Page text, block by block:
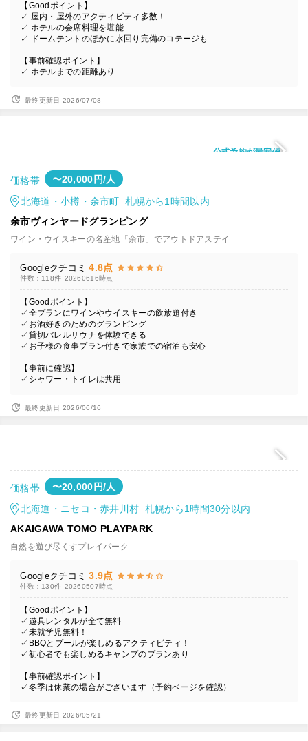
【Goodポイント】
✓ 屋内・屋外のアクティビティ多数！
✓ ホテルの会席料理を堪能
✓ ドームテントのほかに水回り完備のコテージも
【事前確認ポイント】
✓ ホテルまでの距離あり
最終更新日 2026/07/08
公式予約が最安値
価格帯 〜20,000円/人
北海道・小樽・余市町 札幌から1時間以内
余市ヴィンヤードグランピング
ワイン・ウイスキーの名産地「余市」でアウトドアステイ
Googleクチコミ 4.8点
件数：118件 20260616時点
【Goodポイント】
✓全プランにワインやウイスキーの飲放題付き
✓お酒好きのためのグランピング
✓貸切バレルサウナを体験できる
✓お子様の食事プラン付きで家族での宿泊も安心
【事前に確認】
✓シャワー・トイレは共用
最終更新日 2026/06/16
価格帯 〜20,000円/人
北海道・ニセコ・赤井川村 札幌から1時間30分以内
AKAIGAWA TOMO PLAYPARK
自然を遊び尽くすプレイパーク
Googleクチコミ 3.9点
件数：130件 20260507時点
【Goodポイント】
✓遊具レンタルが全て無料
✓未就学児無料！
✓BBQとプールが楽しめるアクティビティ！
✓初心者でも楽しめるキャンプのプランあり
【事前確認ポイント】
✓冬季は休業の場合がございます（予約ページを確認）
最終更新日 2026/05/21